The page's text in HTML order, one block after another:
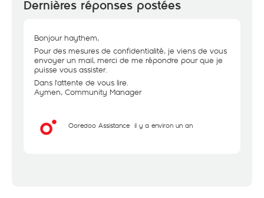
Dernières réponses postées
Bonjour haythem,
Pour des mesures de confidentialité, je viens de vous
envoyer un mail, merci de me répondre pour que je
puisse vous assister.
Dans l'attente de vous lire.
Aymen, Community Manager
Ooredoo Assistance il y a environ un an